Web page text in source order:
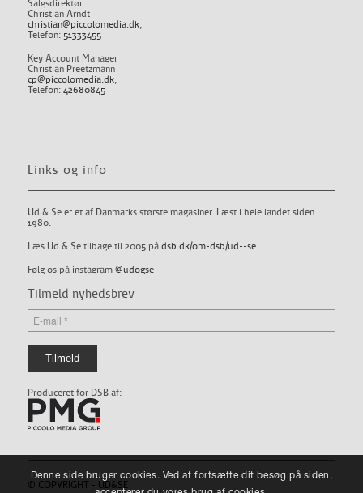
Salgsdirektør
Christian Arndt
christian@piccolomedia.dk,
Telefon: 51333455
Key Account Manager
Christian Preetzmann
cp@piccolomedia.dk,
Telefon: 42680845
Links og info
Ud & Se er et af Danmarks største magasiner. Læst i hele landet siden
1980.
Læs Ud & Se tilbage til 2005 på dsb.dk/om-dsb/ud--se
Følg os på instagram @udogse
Tilmeld nyhedsbrev
Produceret for DSB af:
© COPYRIGHT - UD&SE
Denne side bruger cookies. Ved at fortsætte dit besøg på siden,